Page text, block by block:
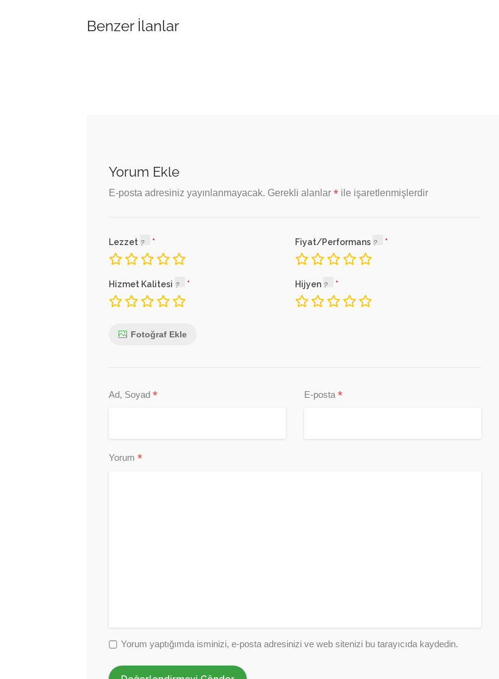
Benzer İlanlar
Yorum Ekle
E-posta adresiniz yayınlanmayacak. Gerekli alanlar * ile işaretlenmişlerdir
Lezzet Fiyat/Performans
Hizmet Kalitesi Hijyen
Fotoğraf Ekle
Ad, Soyad * E-posta *
Yorum *
Yorum yaptığımda isminizi, e-posta adresinizi ve web sitenizi bu tarayıcıda kaydedin.